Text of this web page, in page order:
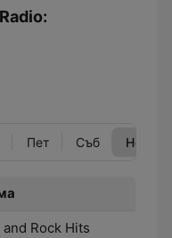
Пет Съб Нед
Rock Hits